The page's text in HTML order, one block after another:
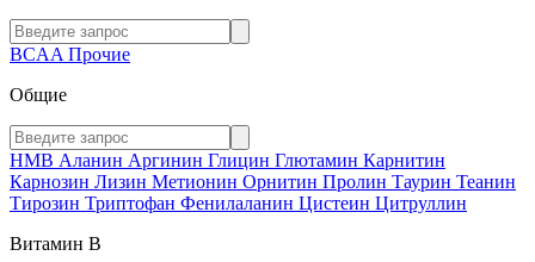
BCAA Прочие
Общие
HMB Аланин Аргинин Глицин Глютамин Карнитин
Карнозин Лизин Метионин Орнитин Пролин Таурин Теанин
Тирозин Триптофан Фенилаланин Цистеин Цитруллин
Витамин В